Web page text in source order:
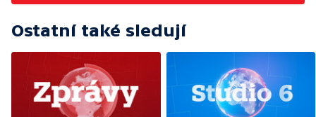
Ostatní také sledují